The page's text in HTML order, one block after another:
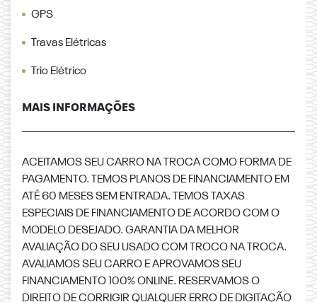
GPS
Travas Elétricas
Trio Elétrico
MAIS INFORMAÇÕES
ACEITAMOS SEU CARRO NA TROCA COMO FORMA DE
PAGAMENTO. TEMOS PLANOS DE FINANCIAMENTO EM
ATÉ 60 MESES SEM ENTRADA. TEMOS TAXAS
ESPECIAIS DE FINANCIAMENTO DE ACORDO COM O
MODELO DESEJADO. GARANTIA DA MELHOR
AVALIAÇÃO DO SEU USADO COM TROCO NA TROCA.
AVALIAMOS SEU CARRO E APROVAMOS SEU
FINANCIAMENTO 100% ONLINE. RESERVAMOS O
DIREITO DE CORRIGIR QUALQUER ERRO DE DIGITAÇÃO